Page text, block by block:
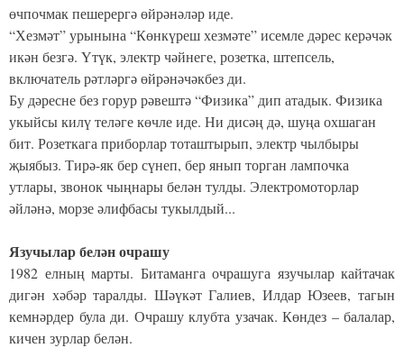
өчпочмак пешерергә өйрәнәләр иде.
“Хезмәт” урынына “Көнкүреш хезмәте” исемле дәрес керәчәк
икән безгә. Үтүк, электр чәйнеге, розетка, штепсель,
включатель рәтләргә өйрәнәчәкбез ди.
Бу дәресне без горур рәвештә “Физика” дип атадык. Физика
укыйсы килү теләге көчле иде. Ни дисәң дә, шуңа охшаган
бит. Розеткага приборлар тоташтырып, электр чылбыры
җыябыз. Тирә-як бер сүнеп, бер янып торган лампочка
утлары, звонок чыңнары белән тулды. Электромоторлар
әйләнә, морзе әлифбасы тукылдый...
Язучылар белән очрашу
1982 елның марты. Битаманга очрашуга язучылар кайтачак
дигән хәбәр таралды. Шәүкәт Галиев, Илдар Юзеев, тагын
кемнәрдер була ди. Очрашу клубта узачак. Көндез – балалар,
кичен зурлар белән.